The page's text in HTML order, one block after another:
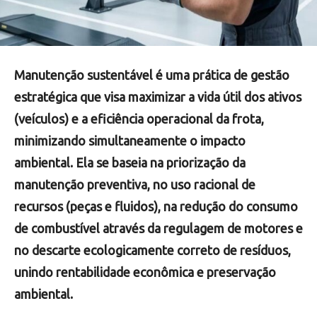
Manutenção sustentável é uma prática de gestão
estratégica que visa maximizar a vida útil dos ativos
(veículos) e a eficiência operacional da frota,
minimizando simultaneamente o impacto
ambiental. Ela se baseia na priorização da
manutenção preventiva, no uso racional de
recursos (peças e fluidos), na redução do consumo
de combustível através da regulagem de motores e
no descarte ecologicamente correto de resíduos,
unindo rentabilidade econômica e preservação
ambiental.